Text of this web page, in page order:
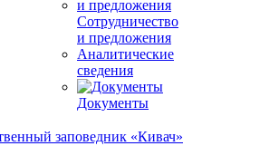
Сотрудничество
и предложения
Аналитические
сведения
Документы